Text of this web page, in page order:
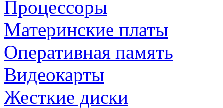
Процессоры
Материнские платы
Оперативная память
Видеокарты
Жесткие диски